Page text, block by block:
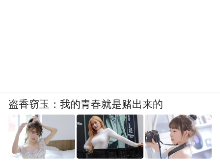
盗香窃玉：我的青春就是赌出来的